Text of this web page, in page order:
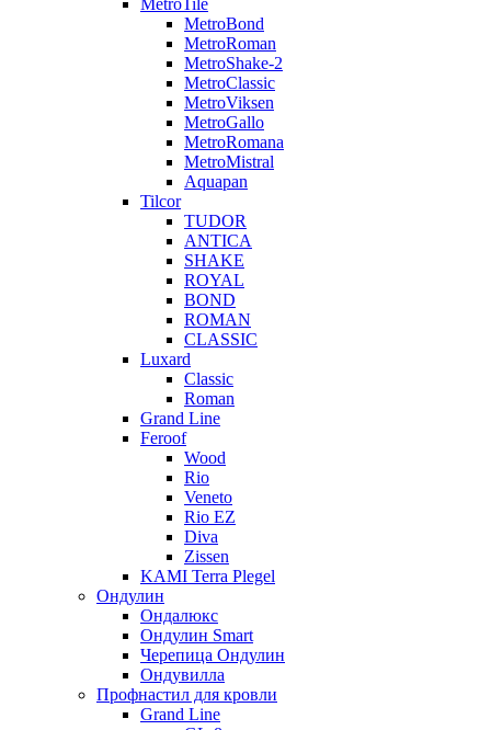
MetroTile
MetroBond
MetroRoman
MetroShake-2
MetroClassic
MetroViksen
MetroGallo
MetroRomana
MetroMistral
Aquapan
Tilcor
TUDOR
ANTICA
SHAKE
ROYAL
BOND
ROMAN
CLASSIC
Luxard
Classic
Roman
Grand Line
Feroof
Wood
Rio
Veneto
Rio EZ
Diva
Zissen
KAMI Terra Plegel
Ондулин
Ондалюкс
Ондулин Smart
Черепица Ондулин
Ондувилла
Профнастил для кровли
Grand Line